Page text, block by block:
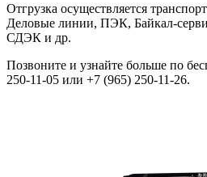
Отгрузка осуществляется
Деловые линии, ПЭК, Байкал-
СДЭК и др.
Позвоните и узнайте больше по
250-11-05 или +7 (965) 250-11-26.